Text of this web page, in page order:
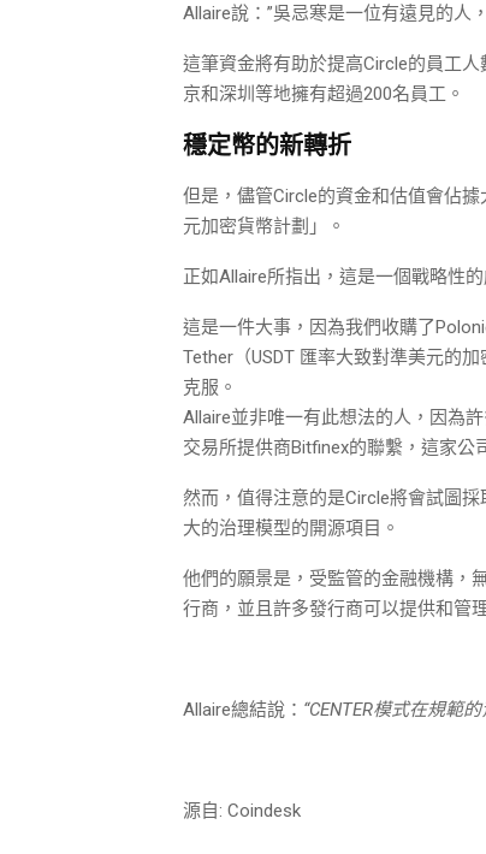
Allaire說：”吳忌寒是一位有遠見的人
這筆資金將有助於提高Circle的員工
京和深圳等地擁有超過200名員工。
穩定幣的新轉折
但是，儘管Circle的資金和估值會佔
元加密貨幣計劃」。
正如Allaire所指出，這是一個戰略性
這是一件大事，因為我們收購了
Tether（USDT 匯率大致對準美元的
克服。
Allaire並非唯一有此想法的人，因為
交易所提供商Bitfinex的聯繫，這家公
然而，值得注意的是Circle將會試圖
大的治理模型的開源項目。
他們的願景是，受監管的金融機構，
行商，並且許多發行商可以提供和管
Allaire總結說： “CENTER模式在規範
源自: Coindesk